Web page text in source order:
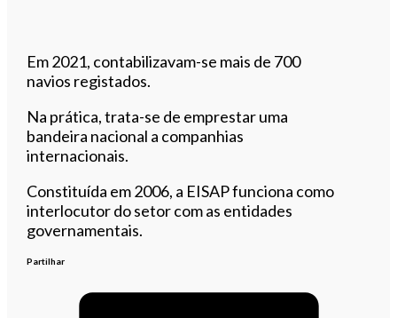
Em 2021, contabilizavam-se mais de 700
navios registados.
Na prática, trata-se de emprestar uma
bandeira nacional a companhias
internacionais.
Constituída em 2006, a EISAP funciona como
interlocutor do setor com as entidades
governamentais.
Partilhar